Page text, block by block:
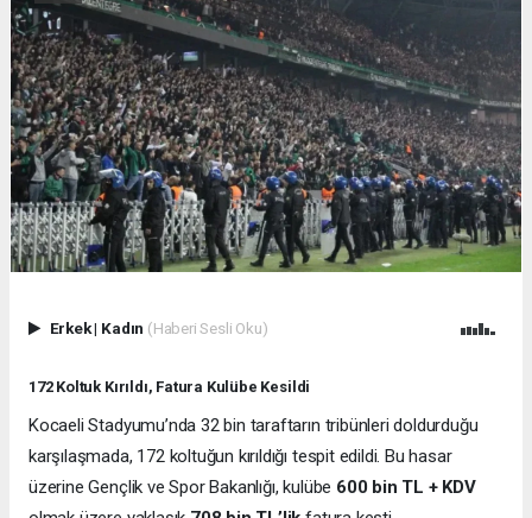
Erkek| Kadın (Haberi Sesli Oku)
172 Koltuk Kırıldı, Fatura Kulübe Kesildi
Kocaeli Stadyumu’nda 32 bin taraftarın tribünleri doldurduğu
karşılaşmada, 172 koltuğun kırıldığı tespit edildi. Bu hasar
üzerine Gençlik ve Spor Bakanlığı, kulübe 600 bin TL + KDV